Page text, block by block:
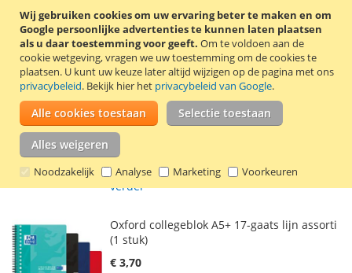
Wij gebruiken cookies om uw ervaring beter te maken en om
Google persoonlijke advertenties te kunnen laten plaatsen
als u daar toestemming voor geeft. Om te voldoen aan de
cookie wetgeving, vragen we uw toestemming om de cookies te
plaatsen. U kunt uw keuze later altijd wijzigen op de pagina met ons
privacybeleid. Bekijk hier het privacybeleid van Google.
Alle cookies toestaan Selectie toestaan
Alles weigeren
Noodzakelijk Analyse Marketing Voorkeuren
Incl. 21% BTW
excl. verzendkosten
In Winkelwagen
VOEG
TOE
AAN
TOEVOEGEN
OM
TE
A4 schrijfblok met 23-gaats perforatie voor
in een ringband. Het schrijfblok heeft een
zijspiraal, met daarnaast microperforatie.
Hierdoor zijn de vellen schrijfpapier goed
uitscheurbaar. Het schrijfblok bevat 100 vel
gelinieerd 70 gram schrijfpapier.Lees
verder
Oxford collegeblok A5+ 17-gaats lijn assorti
(1 stuk)
€ 3,70